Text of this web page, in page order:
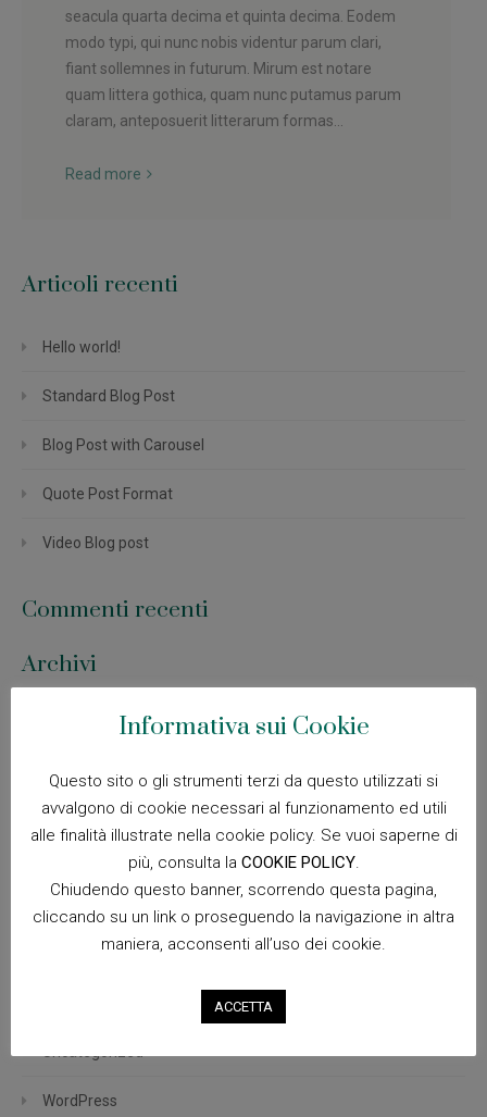
seacula quarta decima et quinta decima. Eodem
modo typi, qui nunc nobis videntur parum clari,
fiant sollemnes in futurum. Mirum est notare
quam littera gothica, quam nunc putamus parum
claram, anteposuerit litterarum formas...
Read more
Articoli recenti
Hello world!
Standard Blog Post
Blog Post with Carousel
Quote Post Format
Video Blog post
Commenti recenti
Archivi
Maggio 2016
Febbraio 2015
Categorie
CodeCanyon
WordPress
Informativa sui Cookie
Questo sito o gli strumenti terzi da questo utilizzati si
avvalgono di cookie necessari al funzionamento ed utili
alle finalità illustrate nella cookie policy. Se vuoi saperne di
più, consulta la COOKIE POLICY.
Chiudendo questo banner, scorrendo questa pagina,
cliccando su un link o proseguendo la navigazione in altra
maniera, acconsenti all’uso dei cookie.
ACCETTA